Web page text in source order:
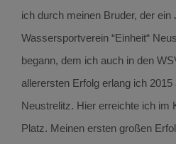
ich durch meinen Bruder, der ein
Wassersportverein “Einheit“
begann, dem ich auch in den
allerersten Erfolg erlang ich
Neustrelitz. Hier erreichte ich im
Platz. Meinen ersten großen